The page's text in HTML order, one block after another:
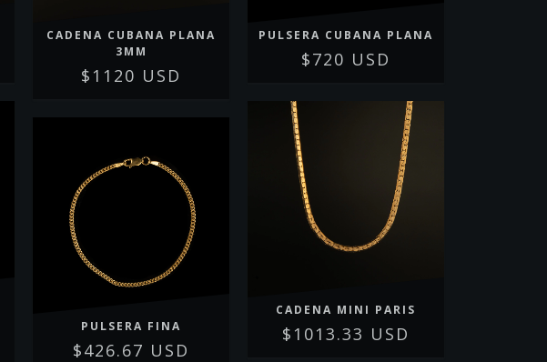
CADENA CUBANA PLANA
3MM
$1120 USD
PULSERA CUBANA PLANA
$720 USD
PULSERA FINA
$426.67 USD
CADENA MINI PARIS
$1013.33 USD